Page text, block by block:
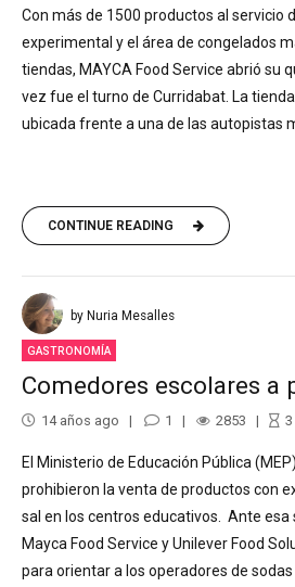
Con más de 1500 productos al servicio
experimental y el área de congelados
tiendas, MAYCA Food Service abrió su
vez fue el turno de Curridabat. La
ubicada frente a una de las autopistas
CONTINUE READING
by Nuria Mesalles
GASTRONOMÍA
Comedores escolares a
14 años ago 1 2853 3
El Ministerio de Educación Pública
prohibieron la venta de productos con
sal en los centros educativos. Ante esa
Mayca Food Service y Unilever Food
para orientar a los operadores de